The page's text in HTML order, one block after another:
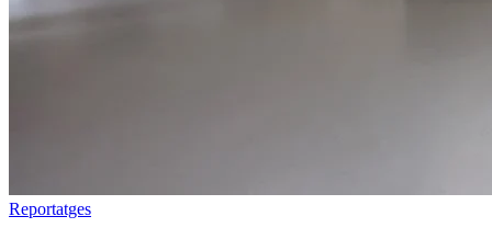
Reportatges